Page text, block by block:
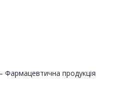
продукція